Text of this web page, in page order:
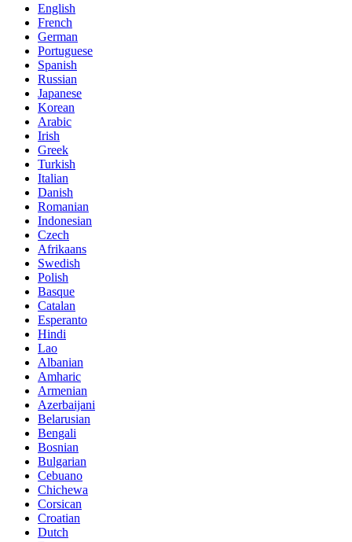
English
French
German
Portuguese
Spanish
Russian
Japanese
Korean
Arabic
Irish
Greek
Turkish
Italian
Danish
Romanian
Indonesian
Czech
Afrikaans
Swedish
Polish
Basque
Catalan
Esperanto
Hindi
Lao
Albanian
Amharic
Armenian
Azerbaijani
Belarusian
Bengali
Bosnian
Bulgarian
Cebuano
Chichewa
Corsican
Croatian
Dutch